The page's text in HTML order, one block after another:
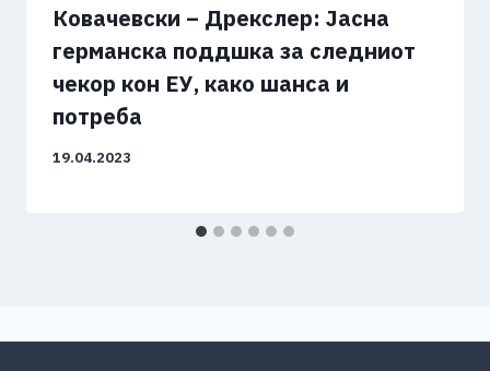
Ковачевски – Дрекслер: Јасна
германска поддшка за следниот
чекор кон ЕУ, како шанса и
потреба
19.04.2023